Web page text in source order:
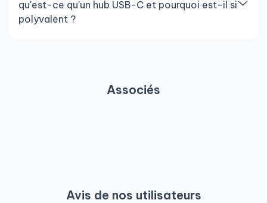
qu'est-ce qu'un hub USB-C et pourquoi est-il si
polyvalent ?
Associés
Avis de nos utilisateurs